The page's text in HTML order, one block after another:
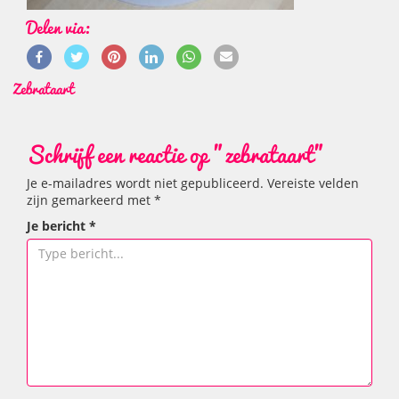
Delen via:
Zebrataart
Schrijf een reactie op "zebrataart"
Je e-mailadres wordt niet gepubliceerd. Vereiste velden
zijn gemarkeerd met *
Je bericht *